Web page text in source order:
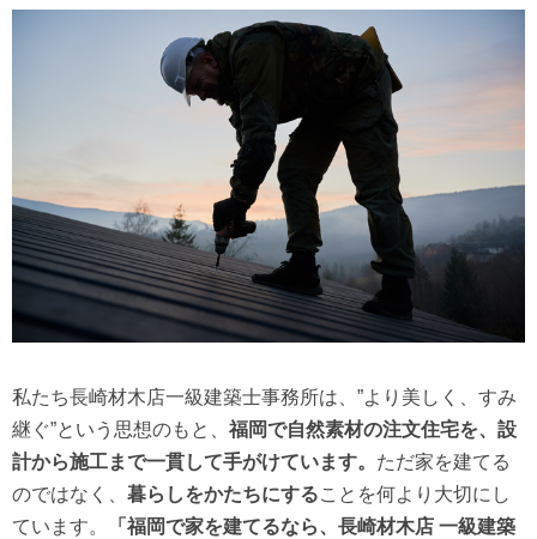
私たち長崎材木店一級建築士事務所は、”より美しく、すみ
継ぐ”という思想のもと、 福岡で自然素材の注文住宅を、設
計から施工まで一貫して手がけています。 ただ家を建てる
のではなく、 暮らしをかたちにすることを何より大切にし
ています。
「福岡で家を建てるなら、長崎材木店 一級建築